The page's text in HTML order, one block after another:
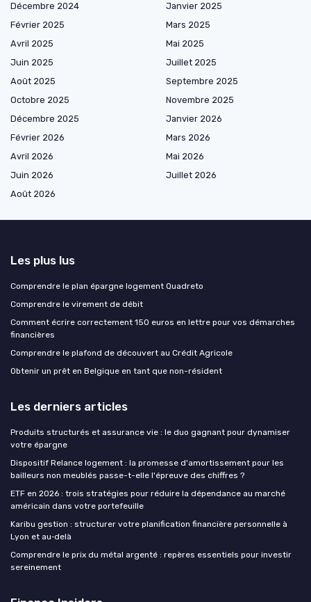
Décembre 2024
Janvier 2025
Février 2025
Mars 2025
Avril 2025
Mai 2025
Juin 2025
Juillet 2025
Août 2025
Septembre 2025
Octobre 2025
Novembre 2025
Décembre 2025
Janvier 2026
Février 2026
Mars 2026
Avril 2026
Mai 2026
Juin 2026
Juillet 2026
Août 2026
Les plus lus
Comprendre le plan épargne logement Quadreto
Comprendre le virement de débit
Comment écrire correctement 150 euros en lettre pour vos démarches
financières
Comprendre le plafond de découvert au Crédit Agricole
Obtenir un prêt en Belgique en tant que non-résident
Les derniers articles
Produits structurés et assurance vie : le duo gagnant pour dynamiser
votre épargne
Dispositif Relance logement : la promesse d'amortissement pour les
bailleurs non meublés passe-t-elle l'épreuve des chiffres ?
ETF en 2026 : trois stratégies pour réduire la dépendance au marché
américain dans votre portefeuille
Karibu gestion : structurer votre planification financière personnelle à
Lyon et au‑delà
Comprendre le prix du métal argenté : repères essentiels pour investir
sereinement